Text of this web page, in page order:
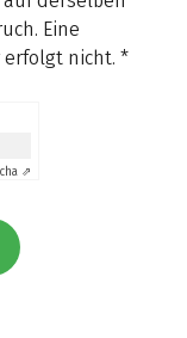
Eine
erfolgt nicht. *
⇗